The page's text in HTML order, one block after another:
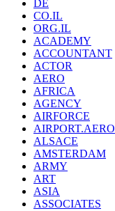
DE
CO.IL
ORG.IL
ACADEMY
ACCOUNTANT
ACTOR
AERO
AFRICA
AGENCY
AIRFORCE
AIRPORT.AERO
ALSACE
AMSTERDAM
ARMY
ART
ASIA
ASSOCIATES